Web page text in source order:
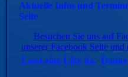
Aktuelle Infos und
Seite
Besuchen Sie uns auf
unserer Facebook Seite
Lasst eine Like da.